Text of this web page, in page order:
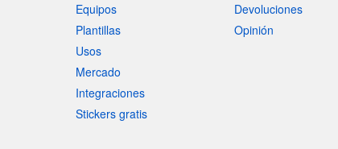
Equipos
Plantillas
Usos
Mercado
Integraciones
Stickers gratis
Devoluciones
Opinión